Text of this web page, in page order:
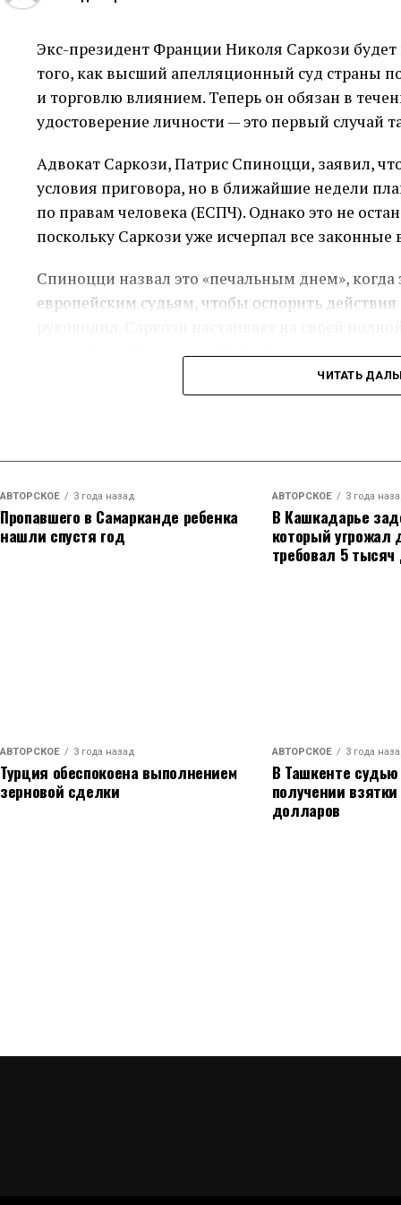
Тогда премьер-министр Дании Метте
«абсурдным», что вызвало его резкую реакцию.
«отвратительный» и отменил свой визит в
С 2009 года Гренландия имеет право объявить
с населением около 56 000 человек, который
трансфертов из Копенгагена, пока не
В тот же день Трамп также заявил о
Панамским каналом, обвинив Панаму в
водного пути, что вызвало резкую реакцию со
Молино.
Экс-президент Франции Николя Саркози будет
того, как высший апелляционный суд страны
и торговлю влиянием. Теперь он обязан в
удостоверение личности — это первый случай
Адвокат Саркози, Патрис Спиноцци, заявил,
условия приговора, но в ближайшие недели
по правам человека (ЕСПЧ). Однако это не
поскольку Саркози уже исчерпал все законные
Спиноцци назвал это «печальным днем»,
европейским судьям, чтобы оспорить
останавливаться в своей борьбе.
Несмотря на свои юридические проблемы, 69-
AFP, в начале месяца Саркози пытался
министра ветерана-центриста Франсуа Байру,
Таким образом, он стал вторым президентом
коррупцию — его предшественник Жак Ширак
коррупционные действия, когда занимал пост
ЧИТАТЬ
АВТОРСКОЕ 3 года назад
Пропавшего в Самарканде ребенка
нашли спустя год
АВТОРСКОЕ 3 года
В Кашкадарье
который угрожал
требовал 5
АВТОРСКОЕ 3 года назад
Турция обеспокоена выполнением
зерновой сделки
АВТОРСКОЕ 3 года
В Ташкенте
получении
долларов